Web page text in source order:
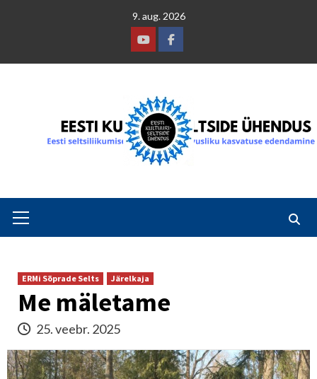
9. aug. 2026
YoutubeFacebook
Menu
ERMi Sõprade Selts Järelkaja
Me mäletame
25. veebr. 2025